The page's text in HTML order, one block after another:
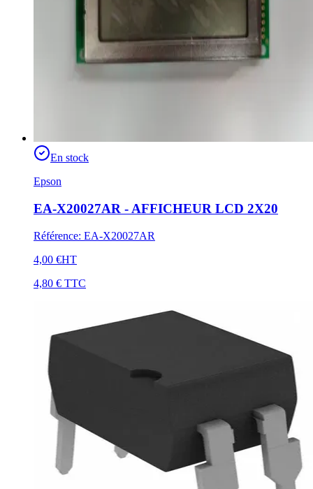
En stock
Epson
EA-X20027AR - AFFICHEUR LCD 2X20
Référence: EA-X20027AR
4,00 €HT
4,80 € TTC